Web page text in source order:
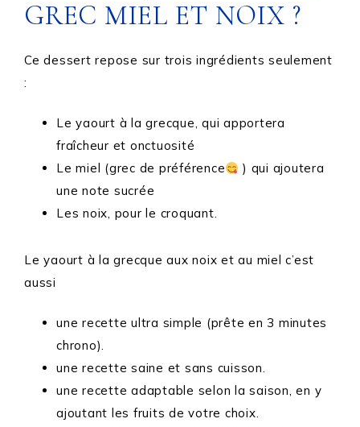
GREC MIEL ET NOIX ?
Ce dessert repose sur trois ingrédients seulement
:
Le yaourt à la grecque, qui apportera
fraîcheur et onctuosité
Le miel (grec de préférence
) qui ajoutera
une note sucrée
Les noix, pour le croquant.
Le yaourt à la grecque aux noix et au miel c’est
aussi
une recette ultra simple (prête en 3 minutes
chrono).
une recette saine et sans cuisson.
une recette adaptable selon la saison, en y
ajoutant les fruits de votre choix.